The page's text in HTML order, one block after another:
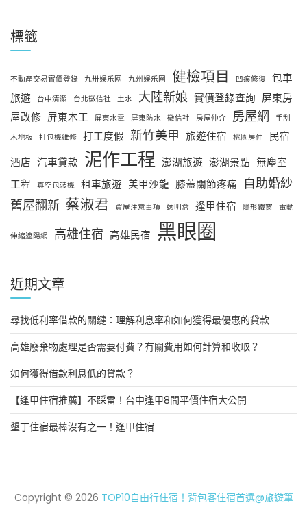
標籤
不動產交易實價登錄 九卅娱乐网 九州娱乐网 健檢項目 凹痕修復
包車
旅遊
台中清潔 台北徵信社 土水 大陸新娘 實價登錄查詢 屏東房
屋改修 屏東木工 屏東水電 屏東防水 徵信社 房屋仲介 房屋網
手刮
木地板
打包機維修 打工度假 新竹美甲 旅遊住宿 桃園房仲
民宿
酒店 汽車貸款 泥作工程 澎湖旅遊 澎湖景點 無塵室
工程
真空包裝機 租車旅遊 美甲沙龍 膝蓋關節疼痛
自助婚紗
舊屋翻新 蔡淑君 買屋注意事項 透明盒 逢甲住宿 隱形鐵窗 電動
伸縮遮陽網 高雄住宿 高雄民宿 黑眼圈
近期文章
尋找低利率借款的關鍵：理解利息率和如何獲得最優惠的貸款
高雄廢棄物處理是否需要付費？有關費用如何計算和收取？
如何獲得借款利息低的貸款？
【逢甲住宿推薦】不踩雷！台中逢甲8間平價住宿大公開
墾丁住宿最棒沒有之一！逢甲住宿
Copyright © 2026 TOP10自由行住宿！背包客住宿首選@旅遊筆